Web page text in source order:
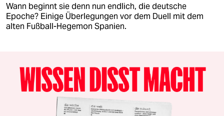
Wann beginnt sie denn nun endlich, die deutsche
Epoche? Einige Überlegungen vor dem Duell mit dem
alten Fußball-Hegemon Spanien.